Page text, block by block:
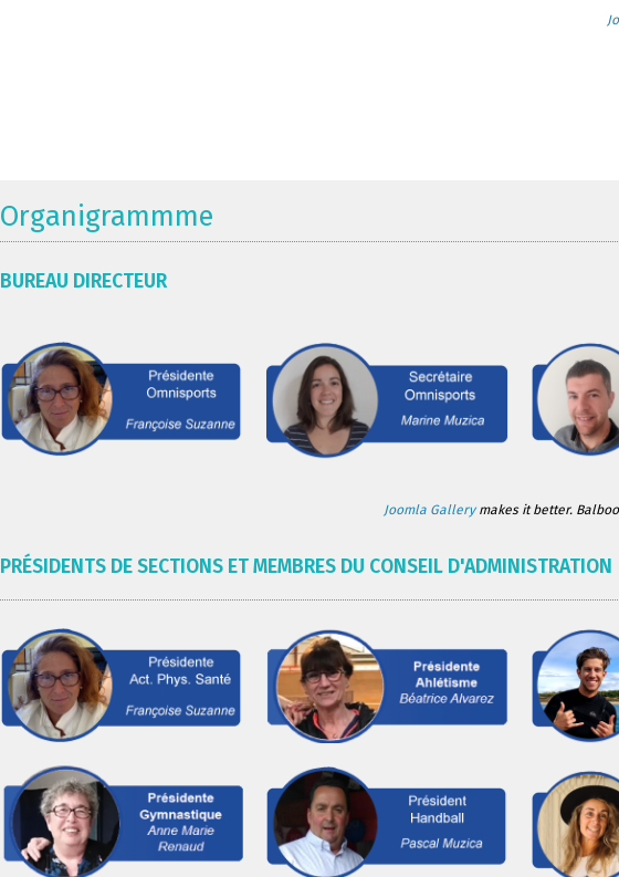
Organigrammme
BUREAU DIRECTEUR
Joomla Gallerymakes it better.
PRÉSIDENTS DE SECTIONS ET MEMBRES DU CONSEIL D'ADMINISTRATION